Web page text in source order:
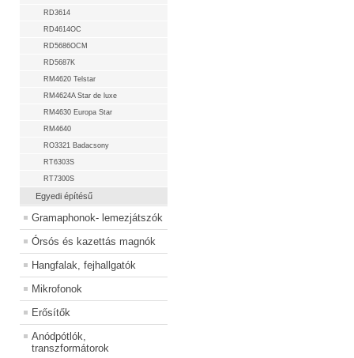
RD3614
RD4614OC
RD5686OCM
RD5687K
RM4620 Telstar
RM4624A Star de luxe
RM4630 Europa Star
RM4640
RO3321 Badacsony
RT6303S
RT7300S
Egyedi építésű
Gramaphonok- lemezjátszók
Órsós és kazettás magnók
Hangfalak, fejhallgatók
Mikrofonok
Erősítők
Anódpótlók,
transzformátorok